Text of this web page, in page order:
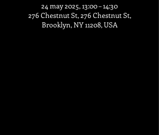
24 may 2025, 13:00 – 14:30
276 Chestnut St, 276 Chestnut St,
Brooklyn, NY 11208, USA